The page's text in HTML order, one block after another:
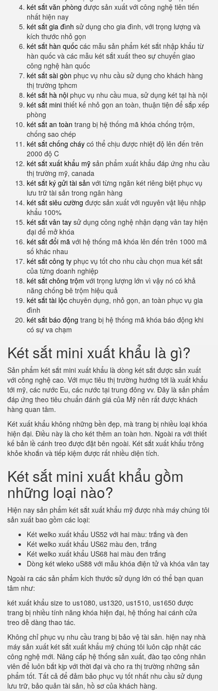
két sắt văn phòng được sản xuất với công nghệ tiên tiến
nhất hiện nay
két sắt gia đình sử dụng cho gia đình, với trọng lượng và
kích thước nhỏ gọn
két sắt hàn quốc các mẫu sản phẩm két sắt nhập khẩu từ
hàn quốc và các mẫu két sắt xuất theo sự chuyển giao
công nghệ hàn quốc
két sắt sài gòn phục vụ nhu cầu sử dụng cho khách hàng
thị trường tphcm
két sắt hà nội phục vụ nhu cầu mua, sử dụng két tại hà nội
két sắt mini thiết kế nhỏ gọn an toàn, thuận tiện để sắp xếp
phòng
két sắt an toàn trang bị hệ thống mã khóa chống trộm,
chống sao chép
két sắt chống cháy có thể chịu được nhiệt độ lên đến trên
2000 độ C
két sắt xuất khẩu mỹ sản phẩm xuất khẩu đáp ứng nhu cầu
thị trường mỹ, canada
két sắt ký gửi tài sản với từng ngăn két riêng biệt phục vụ
lưu trữ tài sản trong ngân hàng
két sắt siêu cường được sản xuất với nguyên vật liệu nhập
khẩu 100%
két sắt vân tay sử dụng công nghệ nhận dạng vân tay hiện
đại để mở khóa
két sắt đổi mã với hệ thống mã khóa lên đến trên 1000 mã
số khác nhau
két sắt công ty phục vụ tốt cho nhu cầu chọn mua két sắt
của từng doanh nghiệp
két sắt chông trộm với trọng lượng lớn vì vậy nó có khả
năng chống bê trộm hiệu quả
két sắt tài lộc chuyên dụng, nhỏ gọn, an toàn phục vụ gia
đình
két sắt báo động trang bị hệ thống mã khóa báo động khi
có sự va chạm
Két sắt mini xuất khẩu là gì?
Sản phẩm két sắt mini xuất khẩu là dòng két sắt được sản xuất
với công nghệ cao. Với mục tiêu thị trường hướng tới là xuất khẩu
tới mỹ, các nước Eu, các nước tại trung đông vv. Đây là sản phẩm
đáp ứng theo tiêu chuẩn đánh giá của Mỹ nên rất được khách
hàng quan tâm.
Két xuất khẩu không những bền đẹp, mà trang bị nhiều loại khóa
hiện đại. Điều này là cho két thêm an toàn hơn. Ngoài ra với thiết
kế bản lề cánh treo được đặt bên ngoài. Két sắt xuất khẩu trông
khỏe khoắn và tiếp kiệm được rất nhiều diện tích.
Két sắt mini xuất khẩu gồm
những loại nào?
Hiện nay sản phẩm két sắt xuất khẩu mỹ được nhà máy chúng tôi
sản xuất bao gồm các loại:
Két welko xuất khẩu US52 với hai màu: trắng và đen
Két welko xuất khẩu US62 màu đen, trắng
Két welko xuất khẩu US68 hai màu đen trắng
Dòng két wleko uS88 với mẫu khóa điện tử và khóa vân tay
Ngoài ra các sản phẩm kích thước sử dụng lớn có thể bạn quan
tâm như:
két xuất khẩu size to us1080, us1320, us1510, us1650 được
trang bị nhiều tính năng khóa hiện đại, hệ thống hai cánh cửa
treo dễ dàng thao tác.
Không chỉ phục vụ nhu cầu trang bị bảo vệ tài sản. hiện nay nhà
máy sản xuất két sắt xuất khẩu mỹ chúng tôi luôn cập nhật các
công nghệ mới. Nâng cấp hệ thống sản xuất, đào tạo công nhân
viên để luôn bắt kịp với thời đại và cho ra thị trường những sản
phẩm tốt. Tất cả để đảm bảo phục vụ tốt nhất nhu cầu sử dụng
lưu trữ, bảo quản tài sản, hồ sơ của khách hàng.